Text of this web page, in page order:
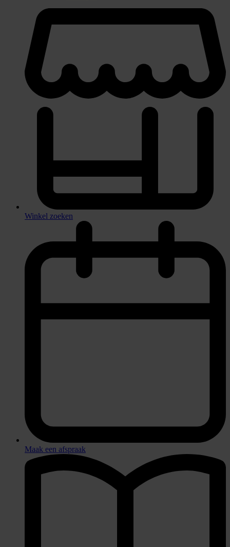
Winkel zoeken
Maak een afspraak